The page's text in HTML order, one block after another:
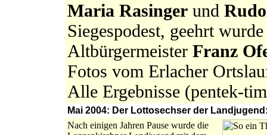
Maria Rasinger und
Siegespodest, geehrt
Altbürgermeister Franz
Fotos vom Erlacher
Alle Ergebnisse
Mai 2004: Der Lottosechser der
Nach einigen Jahren Pause wurde die